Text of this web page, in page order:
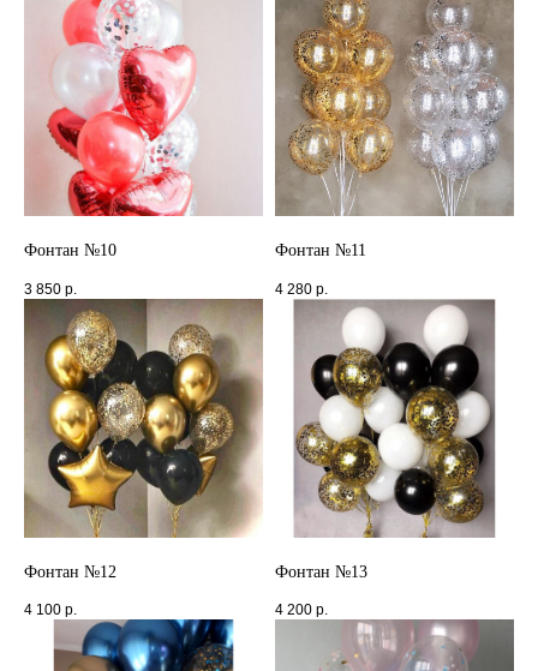
Фонтан №10
3 850 р.
Фонтан №11
4 280 р.
Фонтан №12
4 100 р.
Фонтан №13
4 200 р.